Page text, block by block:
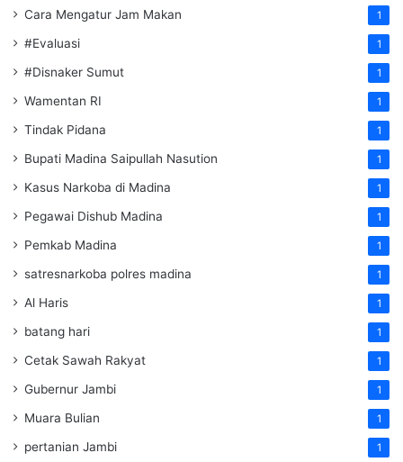
Cara Mengatur Jam Makan 1
#Evaluasi 1
#Disnaker Sumut 1
Wamentan RI 1
Tindak Pidana 1
Bupati Madina Saipullah Nasution 1
Kasus Narkoba di Madina 1
Pegawai Dishub Madina 1
Pemkab Madina 1
satresnarkoba polres madina 1
Al Haris 1
batang hari 1
Cetak Sawah Rakyat 1
Gubernur Jambi 1
Muara Bulian 1
pertanian Jambi 1